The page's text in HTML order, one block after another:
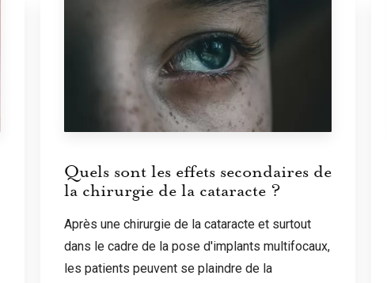
Quels sont les effets secondaires de
la chirurgie de la cataracte ?
Après une chirurgie de la cataracte et surtout
dans le cadre de la pose d'implants multifocaux,
les patients peuvent se plaindre de la